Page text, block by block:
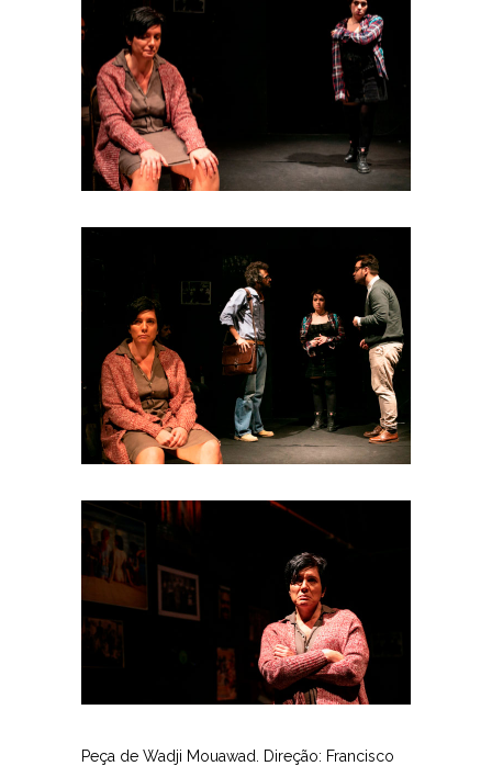
Peça de Wadji Mouawad. Direção: Francisco